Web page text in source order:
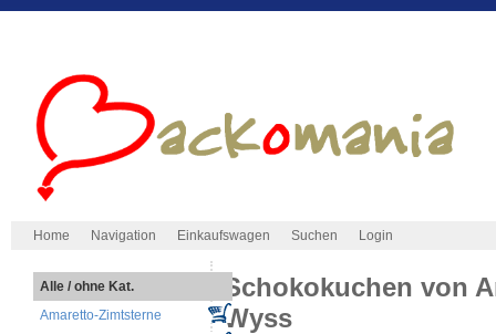
Home Navigation Einkaufswagen Suchen Login
Alle / ohne Kat.
Amaretto-Zimtsterne
Schokokuchen von
Wyss